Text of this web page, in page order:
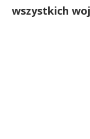
wszystkich